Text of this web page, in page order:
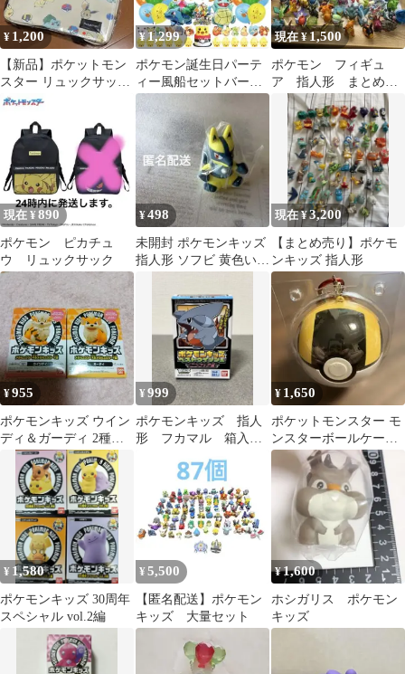
¥ 1,200
【新品】ポケットモン
スター リュックサック
セガプライズ
¥1,299
ポケモン誕生日パーテ
ィー風船セットバース
デーガーランドバルー
ンキャラクター
現在 ¥1,500
ポケモン フィギュ
ア 指人形 まとめ売
現在 ¥ 890
ポケモン ピカチュ
ウ リュックサック
¥498
未開封 ポケモンキッズ
指人形 ソフビ 黄色いル
現在 ¥3,200
【まとめ売り】ポケモ
ンキッズ 指人形
¥955
ポケモンキッズ ウイン
ディ＆ガーディ 2種セ
ット
¥999
ポケモンキッズ 指人
形 フカマル 箱入
¥ 1,650
ポケットモンスター モ
ンスターボールケース
トートバッグ入り
¥ 1,580
ポケモンキッズ 30周年
スペシャル vol.2編
¥ 5,500
【匿名配送】ポケモン
キッズ 大量セット
¥1,600
ホシガリス ポケモン
キッズ